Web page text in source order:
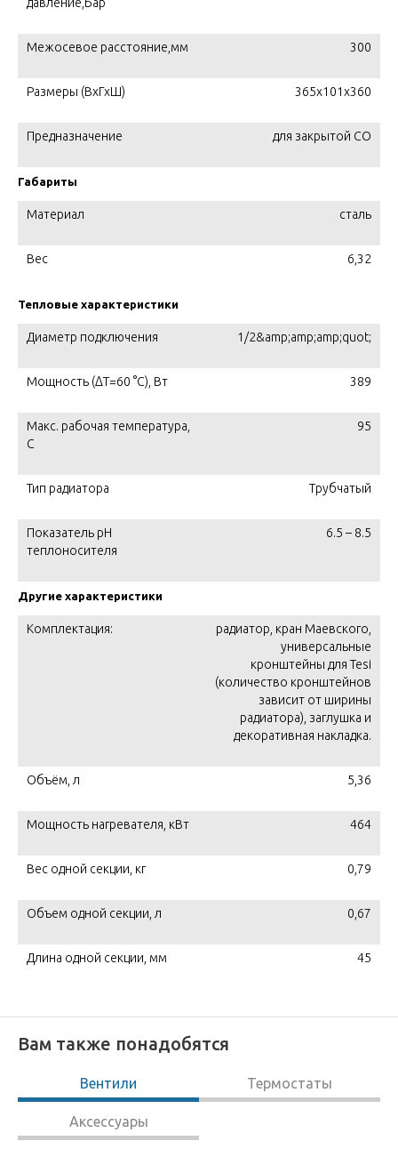
Межосевое расстояние,мм 300
Размеры (ВхГхШ) 365х101х360
Предназначение для закрытой СО
Габариты
Материал сталь
Вес 6,32
Тепловые характеристики
Диаметр подключения 1/2&amp;amp;amp;quot;
Мощность (ΔT=60 °C), Вт 389
Макс. рабочая температура,
C
95
Тип радиатора Трубчатый
Показатель pH
теплоносителя
6.5 – 8.5
Другие характеристики
Комплектация:
радиатор, кран Маевского,
универсальные
кронштейны для Tesi
(количество кронштейнов
зависит от ширины
радиатора), заглушка и
декоративная накладка.
Объём, л 5,36
Мощность нагревателя, кВт 464
Вес одной секции, кг 0,79
Объем одной секции, л 0,67
Длина одной секции, мм 45
Вам также понадобятся
Вентили Термостаты
Аксессуары